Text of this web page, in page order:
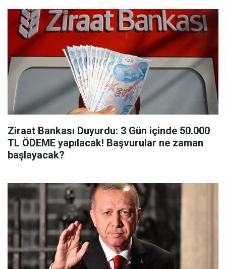
Ziraat Bankası Duyurdu: 3 Gün içinde 50.000
TL ÖDEME yapılacak! Başvurular ne zaman
başlayacak?